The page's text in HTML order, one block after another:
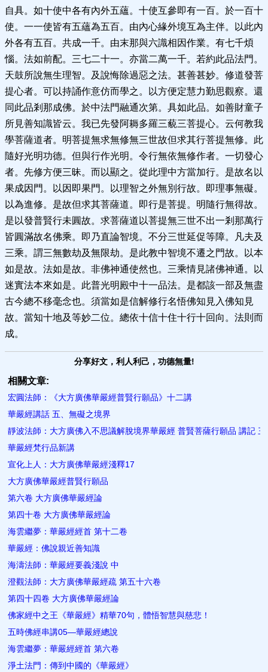
自具。如十使中各有內外五蘊。十使互參即有一百。於一百十
使。一一使皆有五蘊為五百。由內心緣外境互為主伴。以此內
外各有五百。共成一千。由末那與六識相因作業。有七千煩
惱。法如前配。三七二十一。亦當二萬一千。若約此品法門。
天鼓所說無生理智。及說悔除過惡之法。甚善甚妙。修道發菩
提心者。可以持誦作意仿而學之。以方便定慧力勤思觀察。還
同此品剎那成佛。於中法門融通次第。具如此品。如善財童子
所見善知識皆云。我已先發阿耨多羅三藐三菩提心。云何教我
學菩薩道者。明菩提無求無修無三世故但求其行菩提無修。此
隨好光明功德。但與行作光明。令行無依無修作者。一切發心
者。先修方便三昧。而以顯之。從此理中方當加行。是故名以
果成因門。以因即果門。以理智之外無別行故。即理事無礙。
以為進修。是故但求其菩薩道。即行是菩提。明隨行無得故。
是以發普賢行未圓故。求菩薩道以菩提無三世不出一剎那萬行
皆圓滿故名佛乘。即乃直論智境。不分三世延促等障。凡夫及
三乘。謂三無數劫及無限劫。是此教中智境不遷之門故。以本
如是故。法如是故。非佛神通使然也。三乘情見諸佛神通。以
迷實法本來如是。此普光明殿中十一品法。是都該一部及無盡
古今總不移毫念也。須當如是信解修行名悟佛知見入佛知見
故。當知十地及等妙二位。總依十信十住十行十回向。法則而
成。
分享好文，利人利己，功德無量!
相關文章:
宏圓法師：《大方廣佛華嚴經普賢行願品》十二講
華嚴經講話 五、無礙之境界
靜波法師：大方廣佛入不思議解脫境界華嚴經 普賢菩薩行願品 講記 三
華嚴經梵行品新講
宣化上人：大方廣佛華嚴經淺釋17
大方廣佛華嚴經普賢行願品
第六卷 大方廣佛華嚴經論
第四十卷 大方廣佛華嚴經論
海雲繼夢：華嚴經經首 第十二卷
華嚴經：佛說親近善知識
海濤法師：華嚴經要義淺說 中
澄觀法師：大方廣佛華嚴經疏 第五十六卷
第四十四卷 大方廣佛華嚴經論
佛家經中之王《華嚴經》精華70句，體悟智慧與慈悲！
五時佛經串講05—華嚴經總說
海雲繼夢：華嚴經經首 第六卷
淨土法門：傳到中國的《華嚴經》